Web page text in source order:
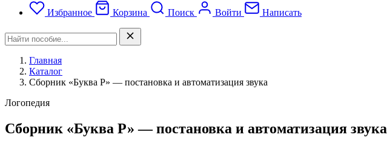
Избранное
Корзина Поиск Войти Написать
Главная
Каталог
Сборник «Буква Р» — постановка и автоматизация звука
Логопедия
Сборник «Буква Р» — постановка и автоматизация звука